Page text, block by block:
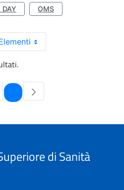
DAY
OMS
Pagina
di Sanità